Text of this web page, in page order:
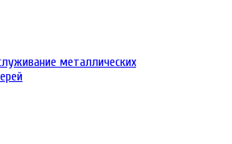
металлических